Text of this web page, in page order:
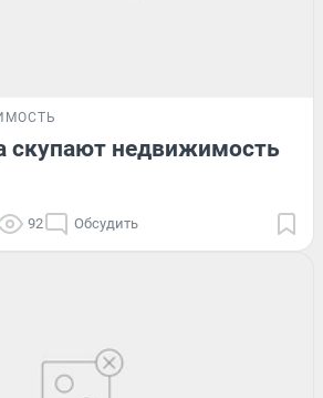
скупают недвижимость
92 Обсудить